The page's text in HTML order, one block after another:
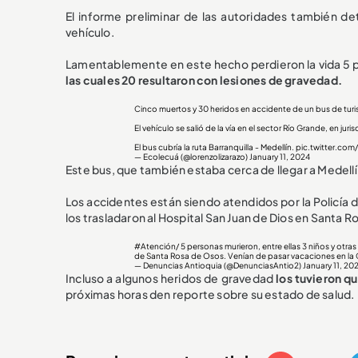
El informe preliminar de las autoridades también
vehículo.
Lamentablemente en este hecho perdieron la vida
las cuales 20 resultaron con lesiones de gravedad.
Cinco muertos y 30 heridos en accidente de un bus de
El vehículo se salió de la vía en el sector Río Grande, en
El bus cubría la ruta Barranquilla - Medellín. pic.twitter.com/
— Ecolecuá (@lorenzolizarazo) January 11, 2024
Este bus, que también estaba cerca de llegar a
Los accidentes están siendo atendidos por la Policía
los trasladaron al Hospital San Juan de Dios en Santa
#Atención/ 5 personas murieron, entre ellas 3 niños y
de Santa Rosa de Osos. Venían de pasar vacaciones en la
— Denuncias Antioquia (@DenunciasAntio2) January 11,
Incluso a algunos heridos de gravedadlos tuvieron
próximas horas den reporte sobre su estado de salud.